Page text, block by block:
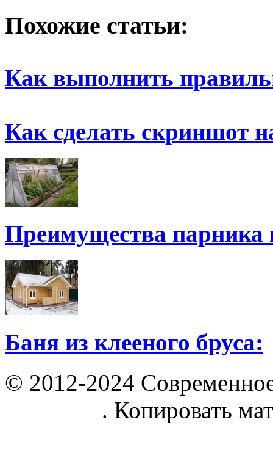
Похожие статьи:
Как выполнить
Как сделать скриншот
Преимущества парника
Баня из клееного бруса:
© 2012-2024
. Копировать